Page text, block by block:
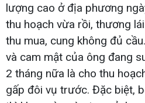
lượng cao ở địa phương
thu hoạch vừa rồi, thương
thu mua, cung không đủ
và cam mật của ông đang
2 tháng nữa là cho thu
gấp đôi vụ trước. Đặc biệt,